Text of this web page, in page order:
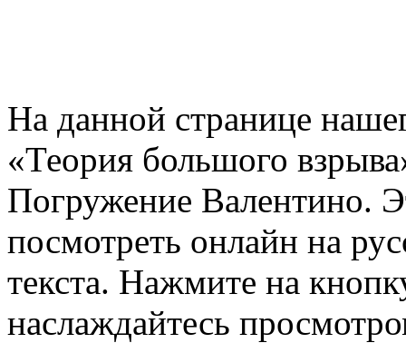
На данной странице
«Теория большого
Погружение Валентино.
посмотреть онлайн на
текста. Нажмите на
наслаждайтесь